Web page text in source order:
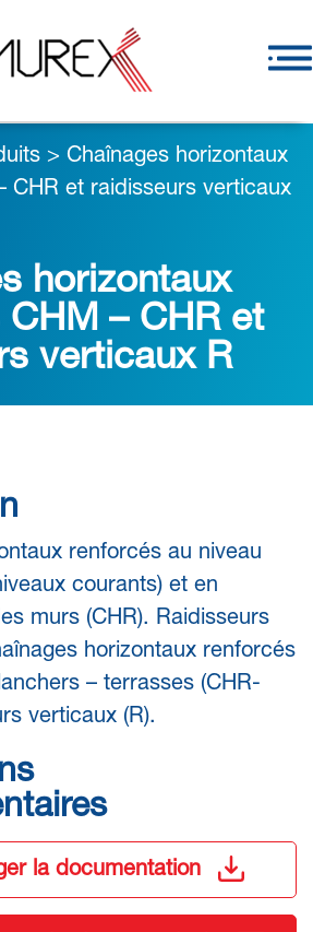
> Chaînages horizontaux
CHR et raidisseurs verticaux
horizontaux
CHM – CHR et
verticaux R
renforcés au niveau
courants) et en
murs (CHR). Raidisseurs
horizontaux renforcés
– terrasses (CHR-
verticaux (R).
la documentation